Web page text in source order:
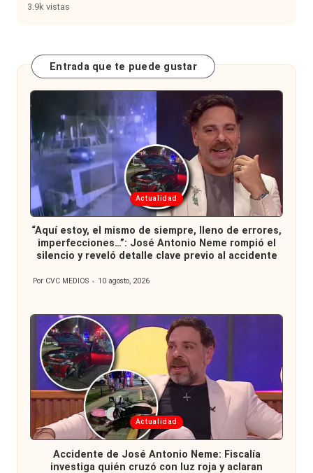
3.9k vistas
Entrada que te puede gustar
Publicada
en
Actualidad
“Aquí estoy, el mismo de siempre, lleno de errores,
imperfecciones…”: José Antonio Neme rompió el
silencio y reveló detalle clave previo al accidente
Por CVC MEDIOS 10 agosto, 2026
Publicada
en
Actualidad
Accidente de José Antonio Neme: Fiscalía
investiga quién cruzó con luz roja y aclaran